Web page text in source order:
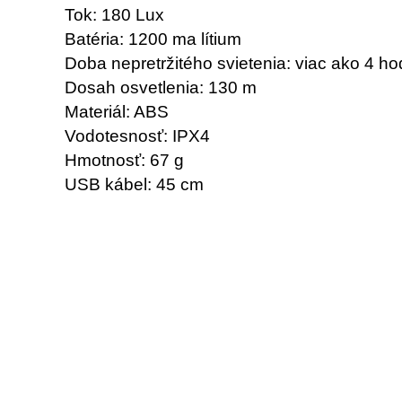
Tok: 180 Lux
Batéria: 1200 ma lítium
Doba nepretržitého svietenia: viac ako 4
Dosah osvetlenia: 130 m
Materiál: ABS
Vodotesnosť: IPX4
Hmotnosť: 67 g
USB kábel: 45 cm